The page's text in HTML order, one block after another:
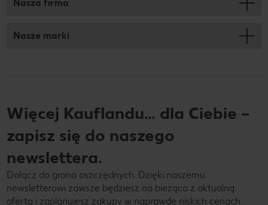
Nasza firma
Nasze marki
Więcej Kauflandu… dla Ciebie –
zapisz się do naszego
newslettera.
Dołącz do grona oszczędnych. Dzięki naszemu
newsletterowi zawsze będziesz na bieżąco z aktualną
ofertą i zaplanujesz zakupy w naprawdę niskich cenach.